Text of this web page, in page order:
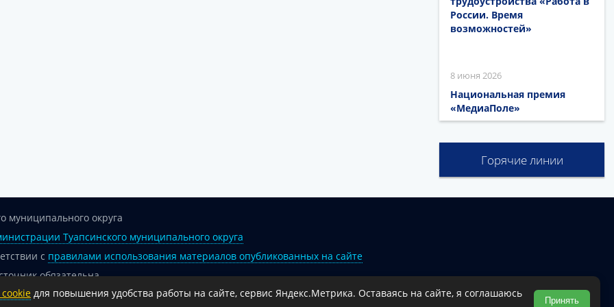
России. Время
возможностей»
8 июня 2026
Национальная премия
«МедиаПоле»
Горячие линии
муниципального округа
Туапсинского муниципального округа
с правилами использования материалов опубликованных на сайте
обязательна.
на официальный интернет-портал администрации Туапсинского муниципального округа.
для повышения удобства работы на сайте, сервис Яндекс.Метрика. Оставаясь на сайте, я соглашаюсь
Принять